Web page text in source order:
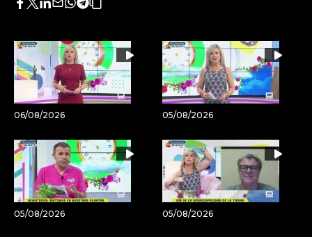
Facebook
Twitter
LinkedIn
Enviar
Whatsapp
Telegram
Copiar
artículo
06/08/2026 05/08/2026
05/08/2026 05/08/2026